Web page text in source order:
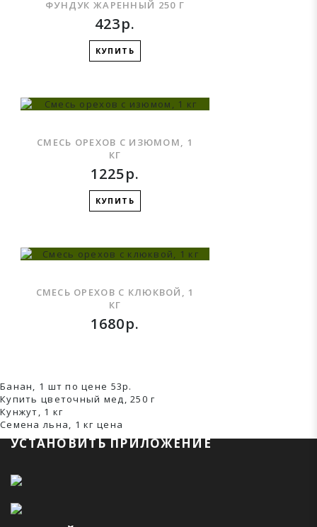
ФУНДУК ЖАРЕННЫЙ 250 Г
423р.
КУПИТЬ
СМЕСЬ ОРЕХОВ С ИЗЮМОМ, 1
КГ
1225р.
КУПИТЬ
СМЕСЬ ОРЕХОВ С КЛЮКВОЙ, 1
КГ
1680р.
Банан, 1 шт по цене 53р.
Купить цветочный мед, 250 г
Кунжут, 1 кг
Семена льна, 1 кг ценa
УСТАНОВИТЬ ПРИЛОЖЕНИЕ